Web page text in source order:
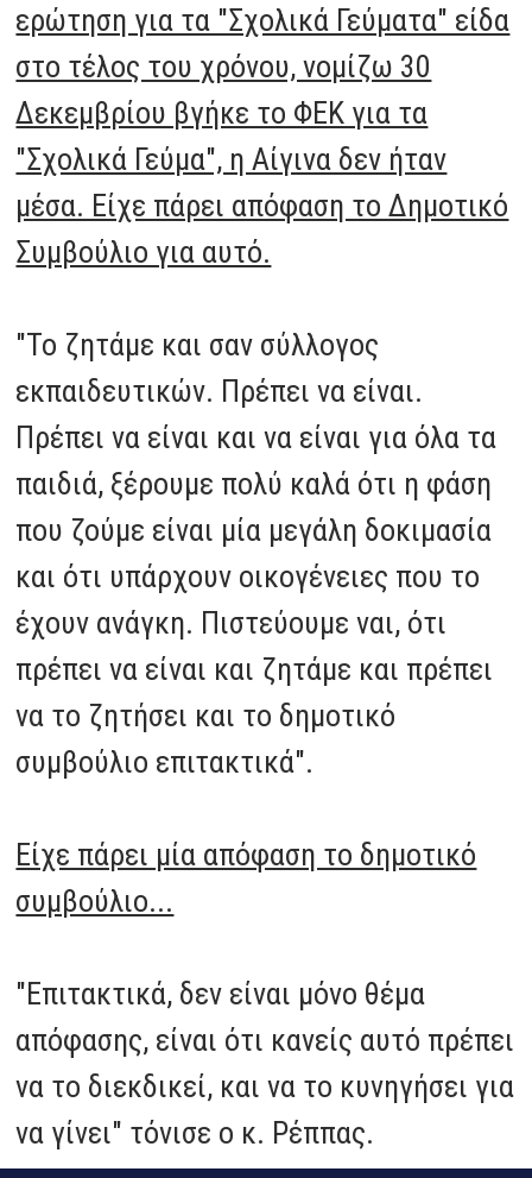
ερώτηση για τα "Σχολικά Γεύματα" είδα
στο τέλος του χρόνου, νομίζω 30
Δεκεμβρίου βγήκε το ΦΕΚ για τα
"Σχολικά Γεύμα", η Αίγινα δεν ήταν
μέσα. Είχε πάρει απόφαση το Δημοτικό
Συμβούλιο για αυτό.
"Το ζητάμε και σαν σύλλογος
εκπαιδευτικών. Πρέπει να είναι.
Πρέπει να είναι και να είναι για όλα τα
παιδιά, ξέρουμε πολύ καλά ότι η φάση
που ζούμε είναι μία μεγάλη δοκιμασία
και ότι υπάρχουν οικογένειες που το
έχουν ανάγκη. Πιστεύουμε ναι, ότι
πρέπει να είναι και ζητάμε και πρέπει
να το ζητήσει και το δημοτικό
συμβούλιο επιτακτικά".
Είχε πάρει μία απόφαση το δημοτικό
συμβούλιο...
"Επιτακτικά, δεν είναι μόνο θέμα
απόφασης, είναι ότι κανείς αυτό πρέπει
να το διεκδικεί, και να το κυνηγήσει για
να γίνει" τόνισε ο κ. Ρέππας.